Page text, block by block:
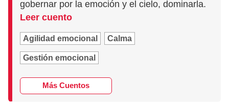
gobernar por la emoción y el cielo, dominarla.
Leer cuento
Agilidad emocional Calma
Gestión emocional
Más Cuentos